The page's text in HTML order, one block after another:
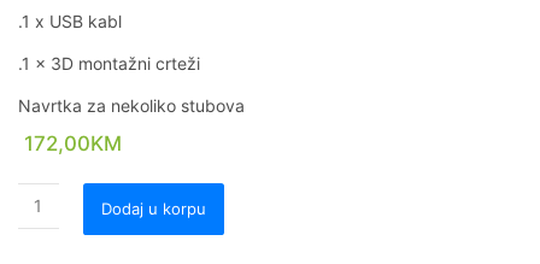
.1 x USB kabl
.1 x 3D montažni crteži
Navrtka za nekoliko stubova
172,00KM
Dodaj u korpu